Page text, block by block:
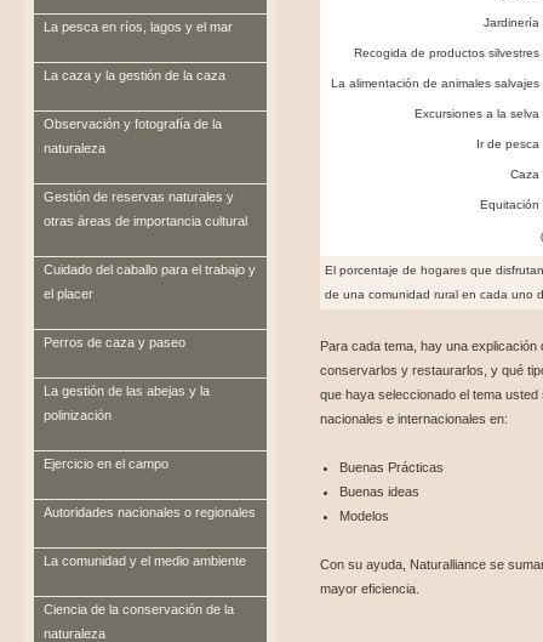
La pesca en ríos, lagos y el mar
La caza y la gestión de la caza
Observación y fotografía de la
naturaleza
Gestión de reservas naturales y
otras áreas de importancia cultural
Cuidado del caballo para el trabajo y
el placer
Perros de caza y paseo
La gestión de las abejas y la
polinización
Ejercicio en el campo
Autoridades nacionales o regionales
La comunidad y el medio ambiente
Ciencia de la conservación de la
naturaleza
Jardinería
Recogida de productos silvestres
La alimentación de animales salvajes
Excursiones a la selva
Ir de pesca
Caza
Equitación
El porcentaje de hogares que
de una comunidad rural en cada uno
Para cada tema, hay una
conservarlos y restaurarlos, y qué
que haya seleccionado el tema
nacionales e internacionales en:
Buenas Prácticas
Buenas ideas
Modelos
Con su ayuda, Naturalliance se
mayor eficiencia.